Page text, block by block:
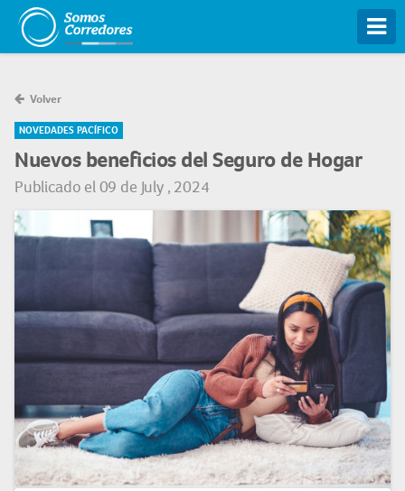
Volver
NOVEDADES PACÍFICO
Nuevos beneficios del Seguro de Hogar
Publicado el 09 de July , 2024